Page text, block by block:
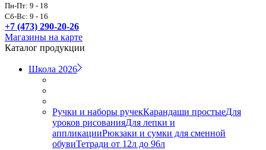
Пн-Пт: 9 - 18
Сб-Вс: 9 - 16
+7 (473) 290-20-26
Магазины на карте
Каталог продукции
Школа 2026
Ручки и наборы ручекКарандаши простыеДля
уроков рисованияДля лепки и
аппликацииРюкзаки и сумки для сменной
обувиТетради от 12л до 96л